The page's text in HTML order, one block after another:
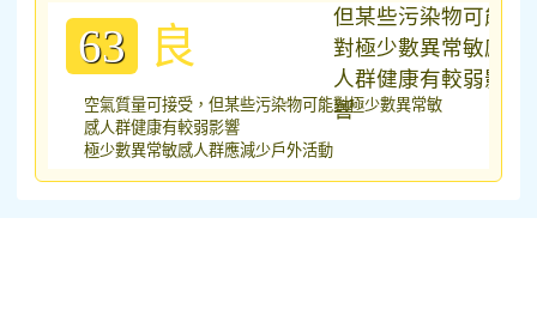
63 良
空氣質量可接受，但某些污染物可能對極少數異常敏
感人群健康有較弱影響
極少數異常敏感人群應減少戶外活動